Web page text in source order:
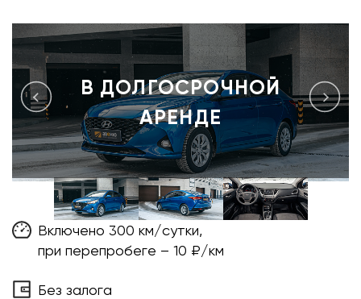
Включено 300 км/сутки,
при перепробеге – 10 ₽/км
Без залога